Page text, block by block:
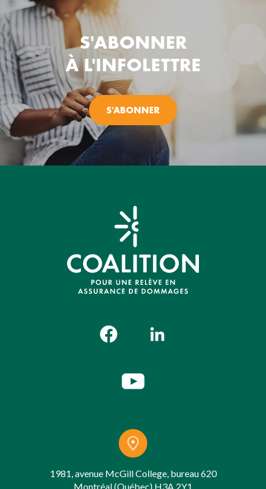
S'ABONNER
À L'INFOLETTRE
S'ABONNER
1981, avenue McGill College, bureau 620
Montréal (Québec) H3A 2Y1